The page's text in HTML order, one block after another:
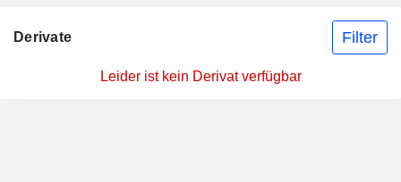
Derivate Filter
Leider ist kein Derivat verfügbar